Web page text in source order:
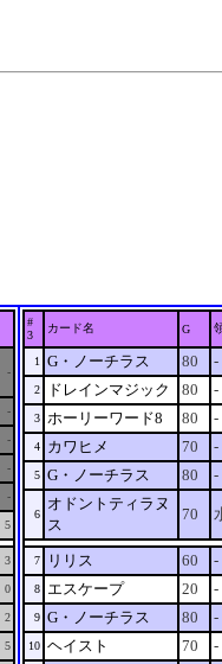
-
-
-
-
-
5
3
0
2
5
#
3
カード名 G
1
G・ノーチラス 80 -
2 ドレインマジック 80 -
3 ホーリーワード8 80 -
4 カワヒメ 70 -
5 G・ノーチラス 80 -
6
オドントティラヌ
ス
70
7 リリス 60 -
8 エスケープ 20 -
9 G・ノーチラス 80 -
10 ヘイスト 70 -